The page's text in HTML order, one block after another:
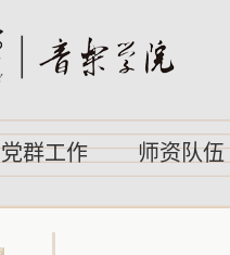
党群工作 师资队伍